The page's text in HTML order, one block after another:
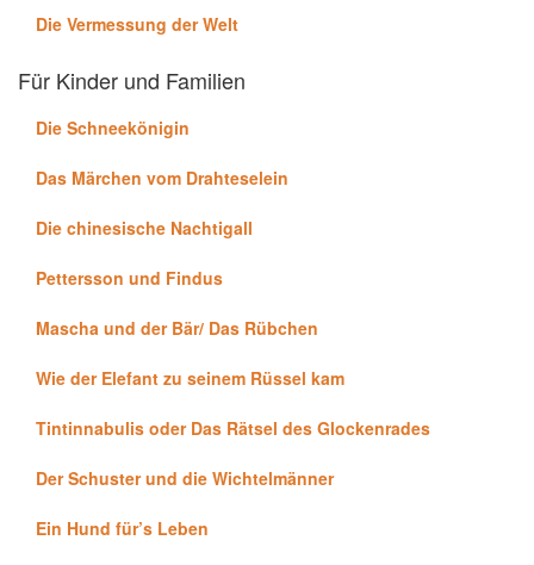
Die Vermessung der Welt
Für Kinder und Familien
Die Schneekönigin
Das Märchen vom Drahteselein
Die chinesische Nachtigall
Pettersson und Findus
Mascha und der Bär/ Das Rübchen
Wie der Elefant zu seinem Rüssel kam
Tintinnabulis oder Das Rätsel des Glockenrades
Der Schuster und die Wichtelmänner
Ein Hund für’s Leben